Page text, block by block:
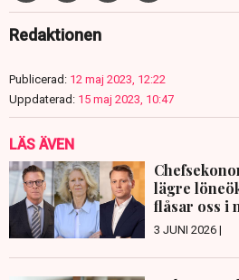
Redaktionen
Publicerad: 12 maj 2023, 12:22
Uppdaterad: 15 maj 2023, 10:47
LÄS ÄVEN
lägre
flåsar oss i
3 JUNI 2026 |